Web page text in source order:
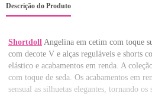
Descrição do Produto
Shortdoll Angelina em cetim com toque
com decote V e alças reguláveis e shorts
elástico e acabamentos em renda. A
com toque de seda. Os acabamentos em
sensual as silhuetas elegantes, tornando